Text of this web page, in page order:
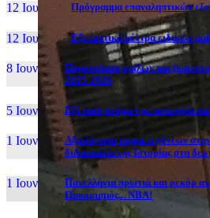
12 Ιουν, 26 Πρόγραμμα επαναληπτικών
12 Ιουν, 26 Εξεταστικά κέντρα ειδικών
8 Ιουν, 26
Παρουσίαση ομίλων και
2025-2026
5 Ιουν, 26 Εξέταση ατόμων με αναπηρία και
1 Ιουν, 26
Αξιολόγηση συμμετεχόντων
διδασκαλία της Ιστορίας στη
1 Ιουν, 26
Πανελλήνια πρωτιά και ρεκόρ
Προορισμός... NBA!